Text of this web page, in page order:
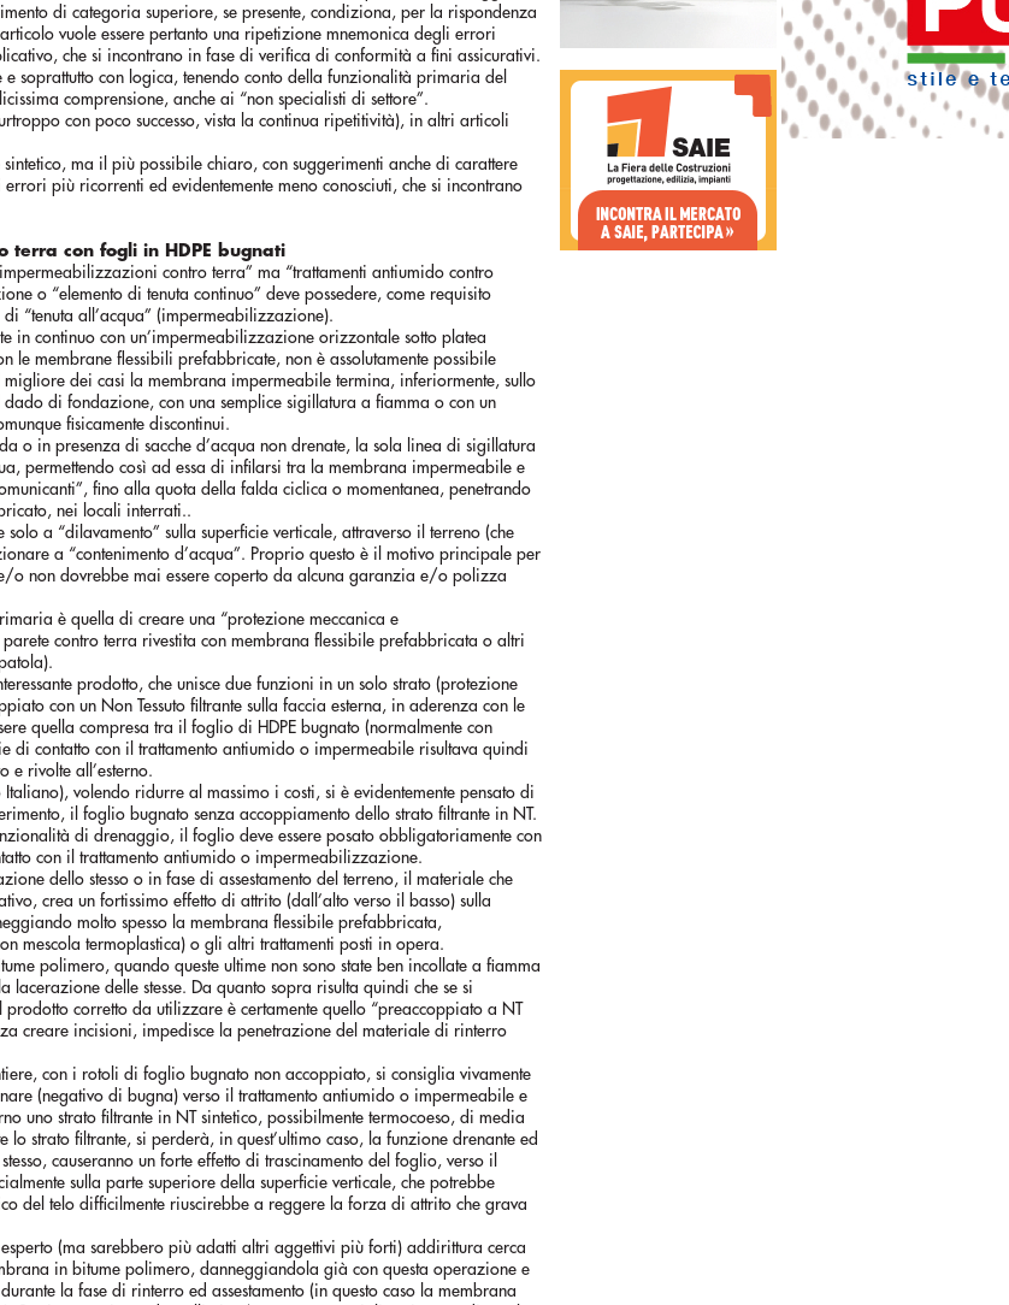
di categoria superiore, se presente, condiziona, per la rispondenza
vuole essere pertanto una ripetizione mnemonica degli errori
che si incontrano in fase di verifica di conformità a fini assicurativi.
soprattutto con logica, tenendo conto della funzionalità primaria del
comprensione, anche ai “non specialisti di settore”.
con poco successo, vista la continua ripetitività), in altri articoli
ma il più possibile chiaro, con suggerimenti anche di carattere
più ricorrenti ed evidentemente meno conosciuti, che si incontrano
terra con fogli in HDPE bugnati
contro terra” ma “trattamenti antiumido contro
o “elemento di tenuta continuo” deve possedere, come requisito
“tenuta all’acqua” (impermeabilizzazione).
in continuo con un’impermeabilizzazione orizzontale sotto platea
le membrane flessibili prefabbricate, non è assolutamente possibile
dei casi la membrana impermeabile termina, inferiormente, sullo
dado di fondazione, con una semplice sigillatura a fiamma o con un
fisicamente discontinui.
o in presenza di sacche d’acqua non drenate, la sola linea di sigillatura
permettendo così ad essa di infilarsi tra la membrana impermeabile e
fino alla quota della falda ciclica o momentanea, penetrando
nei locali interrati..
a “dilavamento” sulla superficie verticale, attraverso il terreno (che
a “contenimento d’acqua”. Proprio questo è il motivo principale per
o non dovrebbe mai essere coperto da alcuna garanzia e/o polizza
è quella di creare una “protezione meccanica e
contro terra rivestita con membrana flessibile prefabbricata o altri
prodotto, che unisce due funzioni in un solo strato (protezione
con un Non Tessuto filtrante sulla faccia esterna, in aderenza con le
quella compresa tra il foglio di HDPE bugnato (normalmente con
di contatto con il trattamento antiumido o impermeabile risultava quindi
e rivolte all’esterno.
volendo ridurre al massimo i costi, si è evidentemente pensato di
il foglio bugnato senza accoppiamento dello strato filtrante in NT.
di drenaggio, il foglio deve essere posato obbligatoriamente con
con il trattamento antiumido o impermeabilizzazione.
dello stesso o in fase di assestamento del terreno, il materiale che
crea un fortissimo effetto di attrito (dall’alto verso il basso) sulla
molto spesso la membrana flessibile prefabbricata,
mescola termoplastica) o gli altri trattamenti posti in opera.
polimero, quando queste ultime non sono state ben incollate a fiamma
delle stesse. Da quanto sopra risulta quindi che se si
corretto da utilizzare è certamente quello “preaccoppiato a NT
creare incisioni, impedisce la penetrazione del materiale di rinterro
con i rotoli di foglio bugnato non accoppiato, si consiglia vivamente
(negativo di bugna) verso il trattamento antiumido o impermeabile e
uno strato filtrante in NT sintetico, possibilmente termocoeso, di media
lo strato filtrante, si perderà, in quest’ultimo caso, la funzione drenante ed
causeranno un forte effetto di trascinamento del foglio, verso il
sulla parte superiore della superficie verticale, che potrebbe
del telo difficilmente riuscirebbe a reggere la forza di attrito che grava
(ma sarebbero più adatti altri aggettivi più forti) addirittura cerca
in bitume polimero, danneggiandola già con questa operazione e
la fase di rinterro ed assestamento (in questo caso la membrana